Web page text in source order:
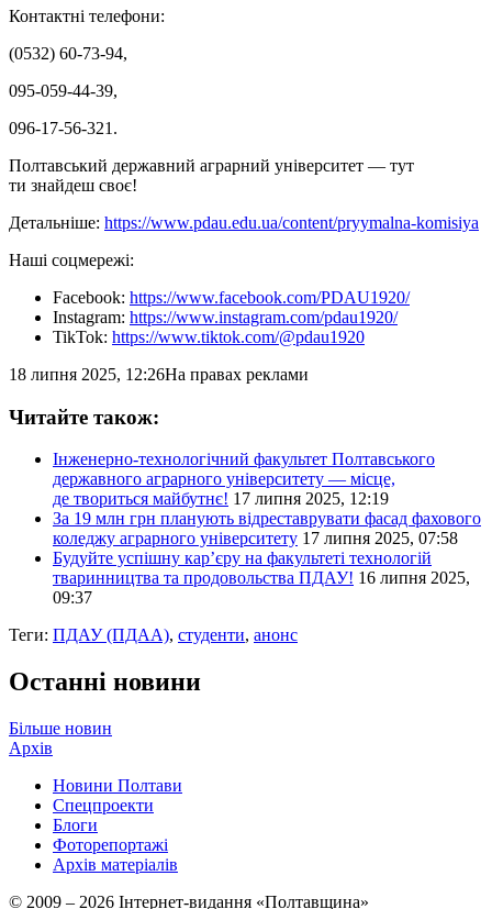
Контактні телефони:
(0532) 60-73-94,
095-059-44-39,
096-17-56-321.
Полтавський державний аграрний університет — тут
ти знайдеш своє!
Детальніше: https://www.pdau.edu.ua/content/pryymalna-komisiya
Наші соцмережі:
Facebook: https://www.facebook.com/PDAU1920/
Instagram: https://www.instagram.com/pdau1920/
TikTok: https://www.tiktok.com/@pdau1920
18 липня 2025, 12:26На правах реклами
Читайте також:
Інженерно-технологічний факультет Полтавського
державного аграрного університету — місце,
де твориться майбутнє! 17 липня 2025, 12:19
За 19 млн грн планують відреставрувати фасад фахового
коледжу аграрного університету 17 липня 2025, 07:58
Будуйте успішну кар’єру на факультеті технологій
тваринництва та продовольства ПДАУ! 16 липня 2025,
09:37
Теги: ПДАУ (ПДАА), студенти, анонс
Останні новини
Більше новин
Архів
Новини Полтави
Спецпроекти
Блоги
Фоторепортажі
Архів матеріалів
© 2009 – 2026 Інтернет-видання «Полтавщина»